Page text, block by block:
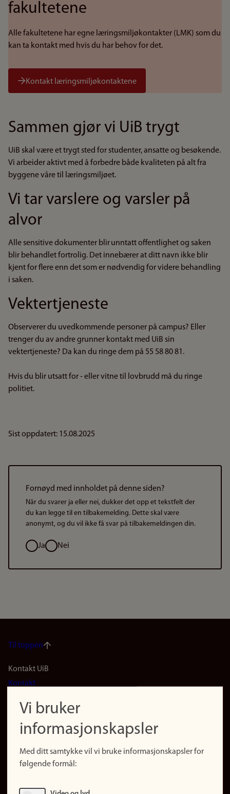
fakultetene
Alle fakultetene har egne læringsmiljøkontakter (LMK) som du
kan ta kontakt med hvis du har behov for det.
Kontakt læringsmiljøkontaktene
Sammen gjør vi UiB trygt
UiB skal være et trygt sted for studenter, ansatte og besøkende.
Vi arbeider aktivt med å forbedre både kvaliteten på alt fra
byggene våre til læringsmiljøet.
Vi tar varslere og varsler på
alvor
Alle sensitive dokumenter blir unntatt offentlighet og saken
blir behandlet fortrolig. Det innebærer at ditt navn ikke blir
kjent for flere enn det som er nødvendig for videre behandling
i saken.
Vektertjeneste
Observerer du uvedkommende personer på campus? Eller
trenger du av andre grunner kontakt med UiB sin
vektertjeneste? Da kan du ringe dem på 55 58 80 81.
Hvis du blir utsatt for - eller vitne til lovbrudd må du ringe
politiet.
Sist oppdatert: 15.08.2025
Fornøyd med innholdet på denne siden?
Når du svarer ja eller nei, dukker det opp et tekstfelt der
du kan legge til en tilbakemelding. Dette skal være
anonymt, og du vil ikke få svar på tilbakemeldingen din.
ValgJa Nei
Til toppen
Footer
(no)
Kontakt UiB
Kontakt
Finn forsker
Presse
Finn studier
Ledige stillinger
Vi bruker
informasjonskapsler
Med ditt samtykke vil vi bruke informasjonskapsler for
følgende formål: